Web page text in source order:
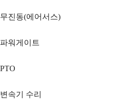
무진동(에어서스)
파워게이트
PTO
변속기 수리